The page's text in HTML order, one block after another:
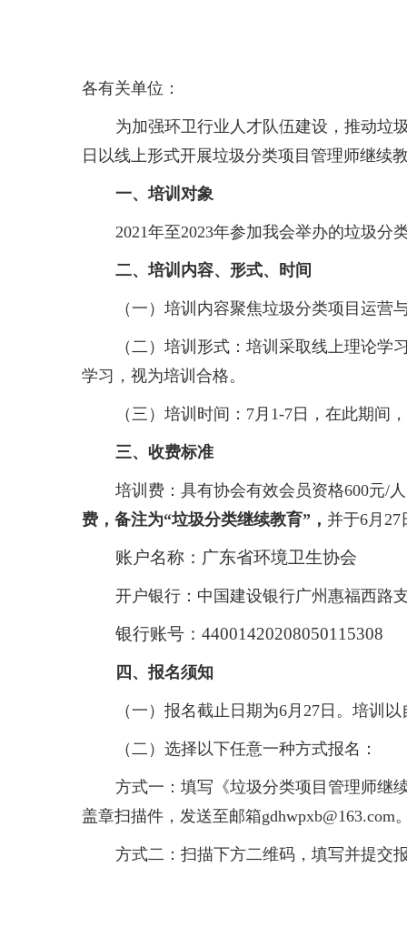
各有关单位：
为加强环卫行业人才队伍建设，推动垃
日以线上形式开展垃圾分类项目管理师继续
一、培训对象
2021年至2023年参加我会举办的垃圾
二、培训内容、形式、时间
（一）培训内容聚焦垃圾分类项目运
（二）培训形式：培训采取线上理论
学习，视为培训合格。
（三）培训时间：7月1-7日，在此期间
三、收费标准
培训费：具有协会有效会员资格600元/
费，备注为“垃圾分类继续教育”， 并于6月27
账户名称：广东省环境卫
开户银行：中国建设银行广州惠福西路
银行账号：44001420208050115308
四、报名须知
（一）报名截止日期为6月27日。培训
（二）选择以下任意一种方式报名：
方式一：填写《垃圾分类项目管理师继
盖章扫描件，发送至邮箱gdhwpxb@163.com
方式二：扫描下方二维码，填写并提交